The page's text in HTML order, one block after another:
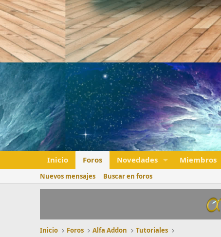
Inicio Foros Novedades Miembros
Nuevos mensajes Buscar en foros
Inicio Foros Alfa Addon Tutoriales